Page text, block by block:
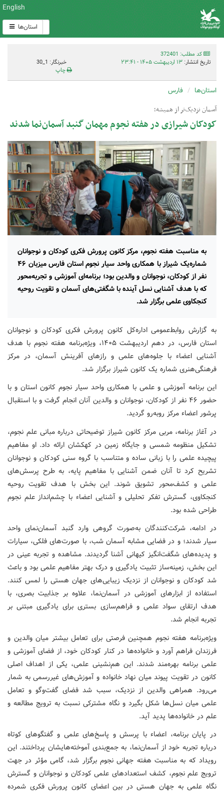
English
استان‌ها
کد مطلب: 372401
تاریخ انتشار: ۱۳ اردیبهشت ۱۴۰۵ - ۲۳:۴۱
خبرنگار: 1_30
چاپ
استان‌ها فارس
آسمان نزدیک‌تر از همیشه؛
کودکان شیرازی در هفته نجوم مهمان گنبد آسمان‌نما شدند
به مناسبت هفته نجوم، مرکز کانون پرورش فکری کودکان و نوجوانان
شماره‌یک شیراز با همکاری واحد سیار نجوم استان فارس میزبان ۴۶
نفر از کودکان، نوجوانان و والدین بود؛ برنامه‌ای آموزشی و تجربه‌محور
که با هدف آشنایی نسل آینده با شگفتی‌های آسمان و تقویت روحیه
کنجکاوی علمی برگزار شد.
به گزارش روابط‌عمومی اداره‌کل کانون پرورش فکری کودکان و نوجوانان
استان فارس، در دهم اردیبهشت ۱۴۰۵، ویژه‌برنامه هفته نجوم با هدف
آشنایی اعضاء با جلوه‌های علمی و رازهای آفرینش آسمان، در مرکز
فرهنگی‌هنری شماره یک کانون شیراز برگزار شد.
این برنامه آموزشی و علمی با همکاری واحد سیار نجوم کانون استان و با
حضور ۴۶ نفر از کودکان، نوجوانان و والدین آنان انجام گرفت و با استقبال
پرشور اعضاء مرکز روبه‌رو گردید.
در آغاز برنامه، مربی مرکز کانون شیراز توضیحاتی درباره مبانی علم نجوم،
تشکیل منظومه شمسی و جایگاه زمین در کهکشان ارائه داد. او مفاهیم
پیچیده‌ علمی را با زبانی ساده و متناسب با گروه سنی کودکان و نوجوانان
تشریح کرد تا آنان ضمن آشنایی با مفاهیم پایه، به طرح پرسش‌های
علمی و کشف‌محور تشویق شوند. این بخش با هدف تقویت روحیه
کنجکاوی، گسترش تفکر تحلیلی و آشنایی اعضاء با چشم‌انداز علم نجوم
طراحی شده بود.
در ادامه، شرکت‌کنندگان به‌صورت گروهی وارد گنبد آسمان‌نمای واحد
سیار شدند؛ و در فضایی مشابه آسمان شب، با صورت‌های فلکی، سیارات
و پدیده‌های شگفت‌انگیز کیهانی آشنا گردیدند. مشاهده و تجربه عینی در
این بخش، زمینه‌ساز تثبیت یادگیری و درک بهتر مفاهیم علمی بود و باعث
شد کودکان و نوجوانان از نزدیک زیبایی‌های جهان هستی را لمس کنند.
استفاده از ابزارهای آموزشی در آسمان‌نما، علاوه بر جذابیت بصری، با
هدف ارتقای سواد علمی و فراهم‌سازی بستری برای یادگیری مبتنی بر
تجربه انجام شد.
ویژه‌برنامه هفته نجوم همچنین فرصتی برای تعامل بیشتر میان والدین و
فرزندان فراهم آورد و خانواده‌ها در کنار کودکان خود، از فضای آموزشی و
علمی برنامه بهره‌مند شدند. این هم‌نشینی علمی، یکی از اهداف اصلی
کانون در تقویت پیوند میان نهاد خانواده و آموزش‌های غیررسمی به شمار
می‌رود. همراهی والدین از نزدیک، سبب شد فضای گفت‌وگو و تعامل
علمی میان نسل‌ها شکل بگیرد و نگاه مشترکی نسبت به ترویج مطالعه و
علم در خانواده‌ها پدید آید.
در پایان برنامه، اعضاء با پرسش و پاسخ‌های علمی و گفتگوهای کوتاه
درباره تجربه خود از آسمان‌نما، به جمع‌بندی آموخته‌هایشان پرداختند. این
رویداد که به مناسبت هفته جهانی نجوم برگزار شد، گامی مؤثر در جهت
ترویج علم نجوم، کشف استعدادهای علمی کودکان و نوجوانان و گسترش
نگاه علمی به جهان هستی در بین اعضای کانون پرورش فکری شمرده